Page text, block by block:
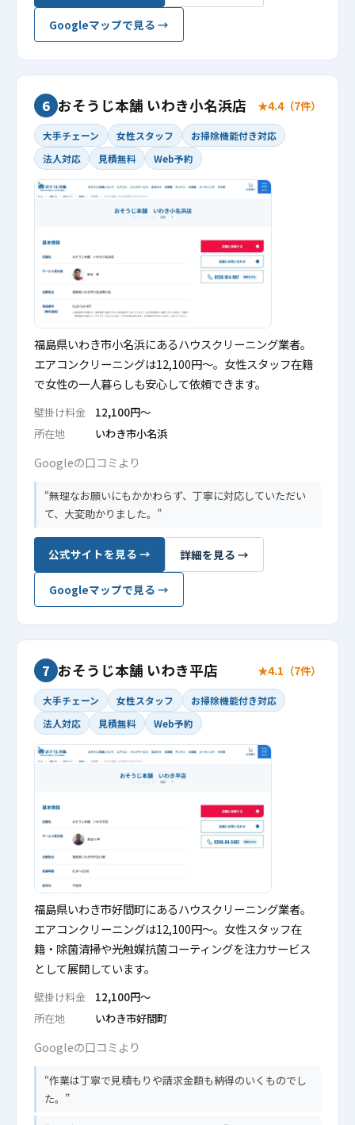
Googleマップで見る →
6 おそうじ本舗 いわき小名浜店 ★4.4（7件）
大手チェーン 女性スタッフ
お掃除機能付き対応
法人対応
見積無料 Web予約
福島県いわき市小名浜にあるハウスクリーニング業者。
エアコンクリーニングは12,100円〜。女性スタッフ在籍
で女性の一人暮らしも安心して依頼できます。
壁掛け料金
12,100円〜
所在地
いわき市小名浜
Googleの口コミより
無理なお願いにもかかわらず、丁寧に対応していただい
て、大変助かりました。
公式サイトを見る → 詳細を見る →
Googleマップで見る →
7 おそうじ本舗 いわき平店 ★4.1（7件）
大手チェーン 女性スタッフ
お掃除機能付き対応
法人対応
見積無料 Web予約
福島県いわき市好間町にあるハウスクリーニング業者。
エアコンクリーニングは12,100円〜。女性スタッフ在
籍・除菌清掃や光触媒抗菌コーティングを注力サービス
として展開しています。
壁掛け料金
12,100円〜
所在地
いわき市好間町
Googleの口コミより
作業は丁寧で見積もりや請求金額も納得のいくものでし
た。